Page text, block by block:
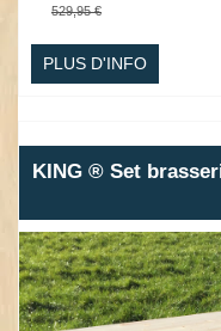
529,95 €
PLUS D'INFO
KING ® Set